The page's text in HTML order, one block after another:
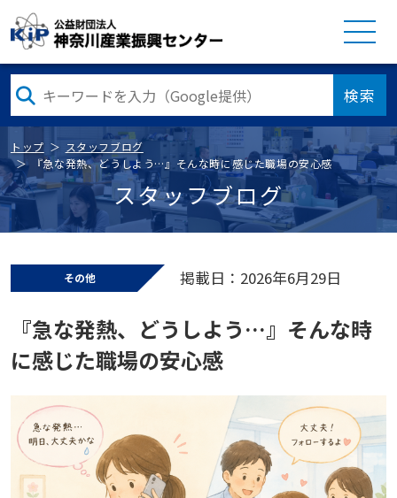
検索
トップ
スタッフブログ
『急な発熱、どうしよう…』そんな時に感じた職場の安心感
スタッフブログ
その他 掲載日：2026年6月29日
『急な発熱、どうしよう…』そんな時
に感じた職場の安心感